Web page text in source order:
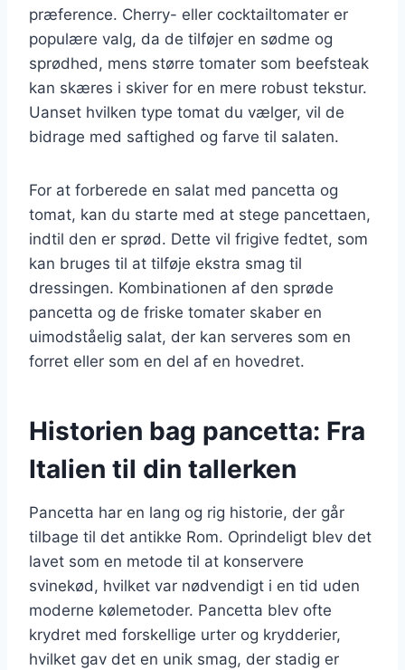
præference. Cherry- eller cocktailtomater er
populære valg, da de tilføjer en sødme og
sprødhed, mens større tomater som beefsteak
kan skæres i skiver for en mere robust tekstur.
Uanset hvilken type tomat du vælger, vil de
bidrage med saftighed og farve til salaten.
For at forberede en salat med pancetta og
tomat, kan du starte med at stege pancettaen,
indtil den er sprød. Dette vil frigive fedtet, som
kan bruges til at tilføje ekstra smag til
dressingen. Kombinationen af den sprøde
pancetta og de friske tomater skaber en
uimodståelig salat, der kan serveres som en
forret eller som en del af en hovedret.
Historien bag pancetta: Fra
Italien til din tallerken
Pancetta har en lang og rig historie, der går
tilbage til det antikke Rom. Oprindeligt blev det
lavet som en metode til at konservere
svinekød, hvilket var nødvendigt i en tid uden
moderne kølemetoder. Pancetta blev ofte
krydret med forskellige urter og krydderier,
hvilket gav det en unik smag, der stadig er